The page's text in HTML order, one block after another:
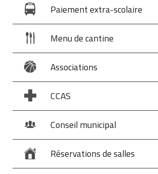
Paiement extra-scolaire
Menu de cantine
Associations
CCAS
Conseil municipal
Réservations de salles